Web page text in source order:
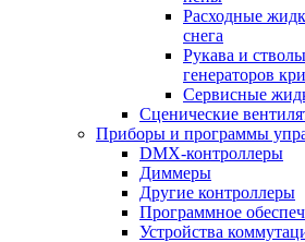
Расходные
снега
Рукава и
генераторов
Сервисные
Сценические
Приборы и программы
DMX-контроллеры
Диммеры
Другие контроллеры
Программное
Устройства